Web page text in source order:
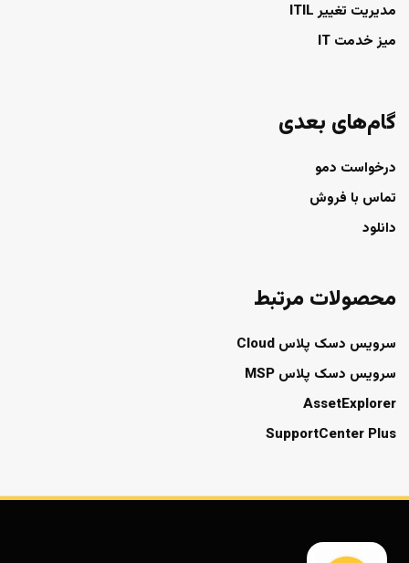
مدیریت تغییر ITIL
میز خدمت IT
گام‌های بعدی
درخواست دمو
تماس با فروش
دانلود
محصولات مرتبط
سرویس دسک پلاس Cloud
سرویس دسک پلاس MSP
AssetExplorer
SupportCenter Plus